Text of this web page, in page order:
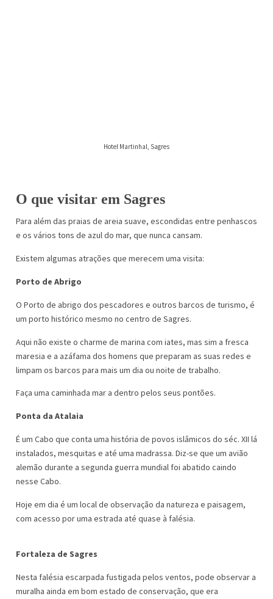
Hotel Martinhal, Sagres
O que visitar em Sagres
Para além das praias de areia suave, escondidas entre penhascos
e os vários tons de azul do mar, que nunca cansam.
Existem algumas atrações que merecem uma visita:
Porto de Abrigo
O Porto de abrigo dos pescadores e outros barcos de turismo, é
um porto histórico mesmo no centro de Sagres.
Aqui não existe o charme de marina com iates, mas sim a fresca
maresia e a azáfama dos homens que preparam as suas redes e
limpam os barcos para mais um dia ou noite de trabalho.
Faça uma caminhada mar a dentro pelos seus pontões.
Ponta da Atalaia
É um Cabo que conta uma história de povos islâmicos do séc. XII lá
instalados, mesquitas e até uma madrassa. Diz-se que um avião
alemão durante a segunda guerra mundial foi abatido caindo
nesse Cabo.
Hoje em dia é um local de observação da natureza e paisagem,
com acesso por uma estrada até quase à falésia.
Fortaleza de Sagres
Nesta falésia escarpada fustigada pelos ventos, pode observar a
muralha ainda em bom estado de conservação, que era